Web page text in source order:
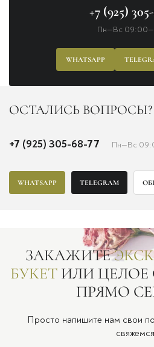
+7 (925)
Пн—Вс
WHATSAPP
ОСТАЛИСЬ ВОПРОСЫ?
+7 (925) 305-68-77 Пн—Вс
WHATSAPP TELEGRAM
ЗАКАЖИТЕ
БУКЕТИЛИ ЦЕЛОЕ
ПРЯМО
Просто напишите нам свои
свяжемся